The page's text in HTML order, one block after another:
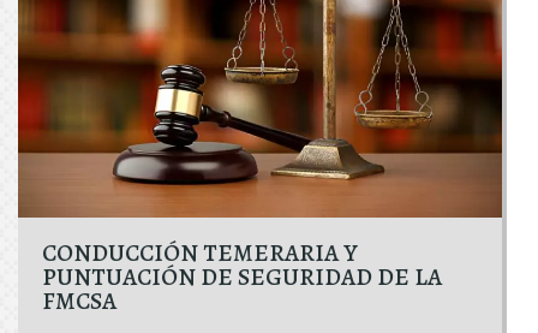
CONDUCCIÓN TEMERARIA Y
PUNTUACIÓN DE SEGURIDAD DE LA
FMCSA